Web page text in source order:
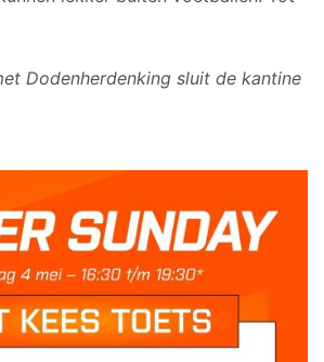
Dodenherdenking sluit de kantine